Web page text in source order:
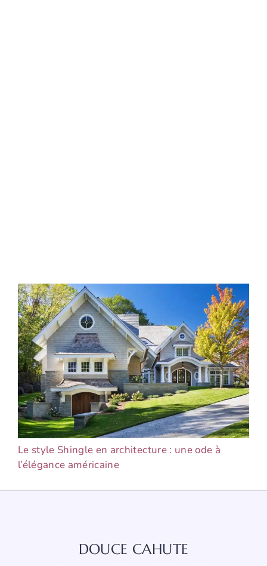
Le style Shingle en architecture : une ode à
l’élégance américaine
DOUCE CAHUTE